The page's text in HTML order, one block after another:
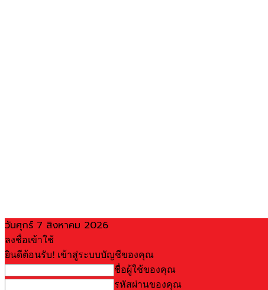
วันศุกร์ 7 สิงหาคม 2026
ลงชื่อเข้าใช้
ยินดีต้อนรับ! เข้าสู่ระบบบัญชีของคุณ
ชื่อผู้ใช้ของคุณ
รหัสผ่านของคุณ